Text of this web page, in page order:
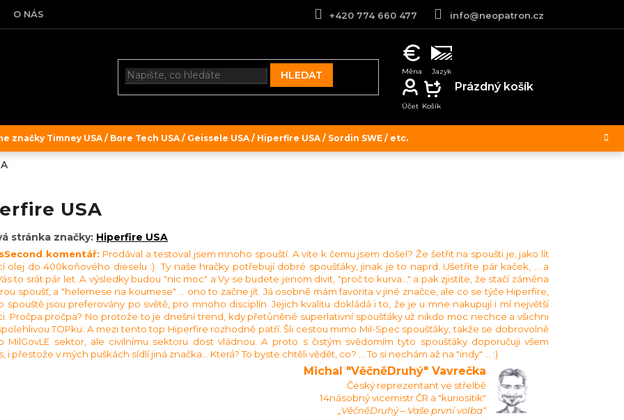
značky Timney USA / Bore Tech USA / Geissele USA / Hiperfire USA / Sordin SWE / etc.
+420 774 660 477 info@neopatron.cz
O NÁS
HLEDAT
NÁKUPNÍ
KOŠÍK
Prázdný košík
USA
stránka značky: Hiperfire USA
komentář: Prodával a testoval jsem mnoho spouští. A víte k čemu jsem došel? Že šetřit na spoušti je, jako lít
olej do 400koňového dieselu :) Ty naše hračky potřebují dobré spoušťáky, jinak je to naprd. Ušetříte pár kaček, ... a
to srát pár let. A výsledky budou "nic moc" a Vy se budete jenom divit, "proč to kurva..." a pak zjistíte, že stačí záměna
spoušť, a "helemese na koumese" ... ono to začne jít. Já osobně mám favorita v jiné značce, ale co se týče Hiperfire,
spouště jsou preferovány po světě, pro mnoho disciplín. Jejich kvalitu dokládá i to, že je u mne nakupují i mí největší
Pročpa pročpa? No protože to je dnešní trend, kdy přetůněné superlativní spoušťáky už nikdo moc nechce a všichni
TOPku. A mezi tento top Hiperfire rozhodně patří. Šli cestou mimo Mil-Spec spoušťáky, takže se dobrovolně
MilGovLE sektor, ale civilnímu sektoru dost vládnou. A proto s čistým svědomím tyto spoušťáky doporučuji všem
i přestože v mých puškách sídlí jiná značka... Která? To byste chtěli vědět, co? ... To si nechám až na "indy" ... :)
Michal "VěčněDruhý" Vavrečka
Český reprezentant ve střelbě
14násobný vicemistr ČR a "kuriositik"
„VěčněDruhý – Vaše první volba“